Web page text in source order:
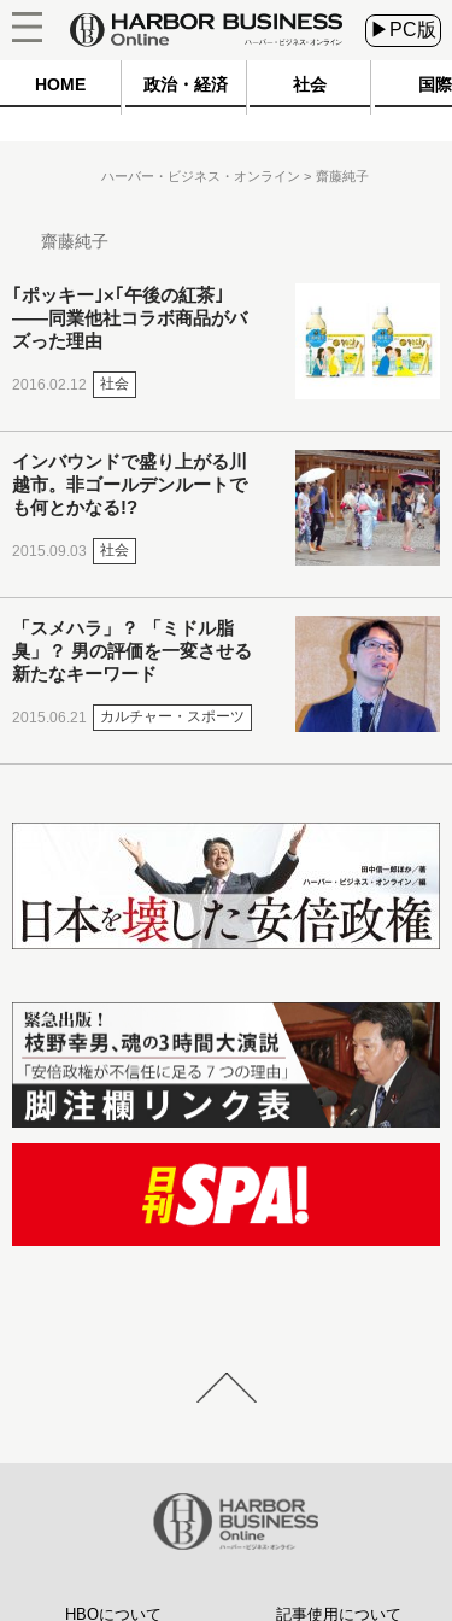
▶PC版
HOME 政治・経済 社会 国際
ハーバー・ビジネス・オンライン 齋藤純子
齋藤純子
｢ポッキー｣×｢午後の紅茶｣
――同業他社コラボ商品がバ
ズった理由
2016.02.12 社会
インバウンドで盛り上がる川
越市。非ゴールデンルートで
も何とかなる!?
2015.09.03 社会
「スメハラ」？ 「ミドル脂
臭」？ 男の評価を一変させる
新たなキーワード
2015.06.21 カルチャー・スポーツ
HBOについて 記事使用について